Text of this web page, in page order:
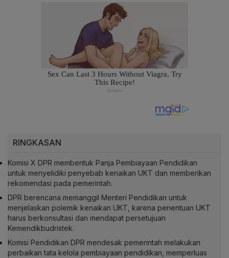
RINGKASAN
Komisi X DPR membentuk Panja Pembiayaan Pendidikan
untuk menyelidiki penyebab kenaikan UKT dan memberikan
rekomendasi pada pemerintah.
DPR berencana memanggil Menteri Pendidikan untuk
menjelaskan polemik kenaikan UKT, karena penentuan UKT
harus berkonsultasi dan mendapat persetujuan
Kemendikbudristek.
Komisi Pendidikan DPR mendesak pemerintah melakukan
perbaikan tata kelola pembiayaan pendidikan, memperluas